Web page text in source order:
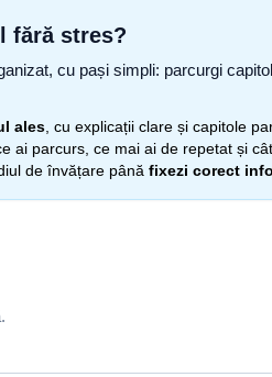
fără stres?
cu pași simpli: parcurgi
ales , cu explicații clare și capitole
ai parcurs, ce mai ai de repetat și
de învățare până fixezi corect